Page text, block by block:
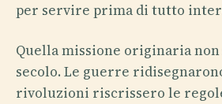
per servire prima di tutto
Quella missione originaria non
secolo. Le guerre
rivoluzioni riscrissero le